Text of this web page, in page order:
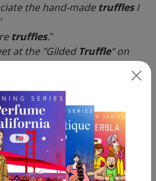
the hand-made trufflesI
"
truffles."
at the "Gilded Truffle" on
la traduction en français de